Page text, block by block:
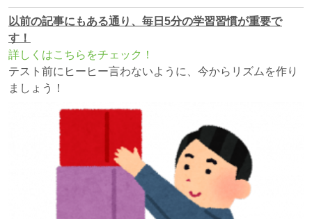
以前の記事にもある通り、毎日5分の学習習慣が重要で
す！
詳しくはこちらをチェック！
テスト前にヒーヒー言わないように、今からリズムを作り
ましょう！